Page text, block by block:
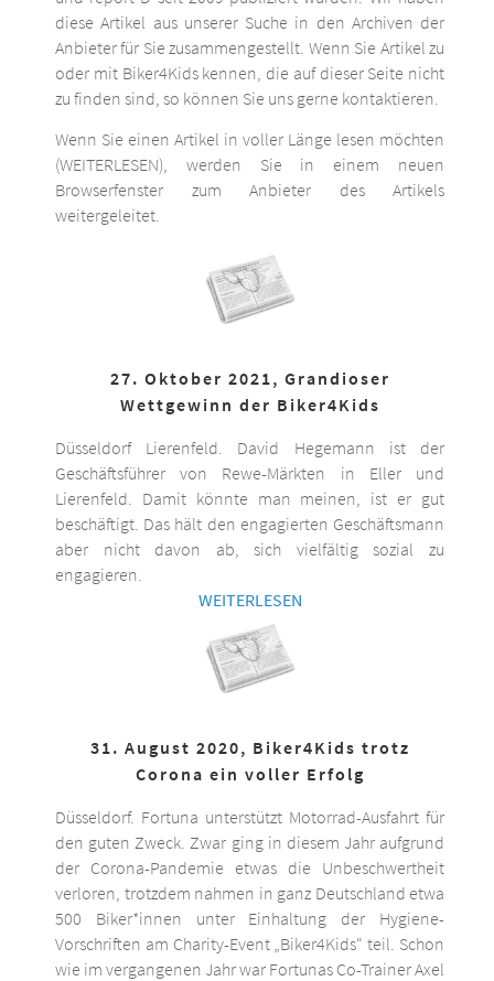
diese Artikel aus unserer Suche in den Archiven der
Anbieter für Sie zusammengestellt. Wenn Sie Artikel zu
oder mit Biker4Kids kennen, die auf dieser Seite nicht
zu finden sind, so können Sie uns gerne kontaktieren.
Wenn Sie einen Artikel in voller Länge lesen möchten
(WEITERLESEN), werden Sie in einem neuen
Browserfenster zum Anbieter des Artikels
weitergeleitet.
27. Oktober 2021, Grandioser
Wettgewinn der Biker4Kids
Düsseldorf Lierenfeld. David Hegemann ist der
Geschäftsführer von Rewe-Märkten in Eller und
Lierenfeld. Damit könnte man meinen, ist er gut
beschäftigt. Das hält den engagierten Geschäftsmann
aber nicht davon ab, sich vielfältig sozial zu
engagieren.
WEITERLESEN
31. August 2020, Biker4Kids trotz
Corona ein voller Erfolg
Düsseldorf. Fortuna unterstützt Motorrad-Ausfahrt für
den guten Zweck. Zwar ging in diesem Jahr aufgrund
der Corona-Pandemie etwas die Unbeschwertheit
verloren, trotzdem nahmen in ganz Deutschland etwa
500 Biker*innen unter Einhaltung der Hygiene-
Vorschriften am Charity-Event „Biker4Kids“ teil. Schon
wie im vergangenen Jahr war Fortunas Co-Trainer Axel